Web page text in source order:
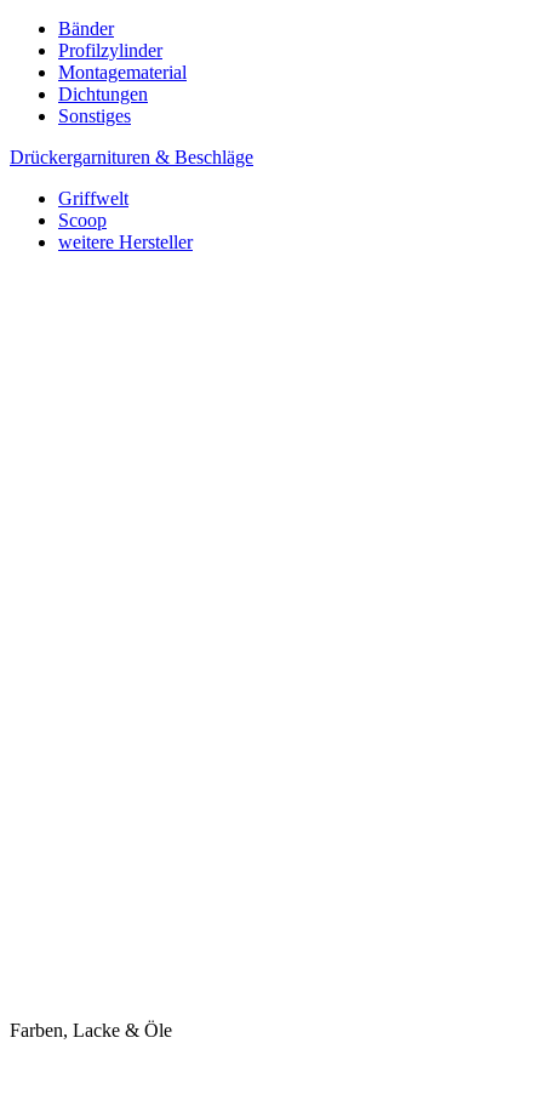
Bänder
Profilzylinder
Montagematerial
Dichtungen
Sonstiges
Drückergarnituren & Beschläge
Griffwelt
Scoop
weitere Hersteller
Farben, Lacke & Öle